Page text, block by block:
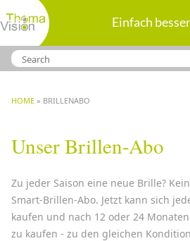
Direkt
zum
Inhalt
Einfach
BREADCRUMB
HOME BRILLENABO
Unser Brillen-Abo
Zu jeder Saison eine neue Brille?
Smart-Brillen-Abo. Jetzt kann sich
kaufen und nach 12 oder 24
zu kaufen - zu den gleichen